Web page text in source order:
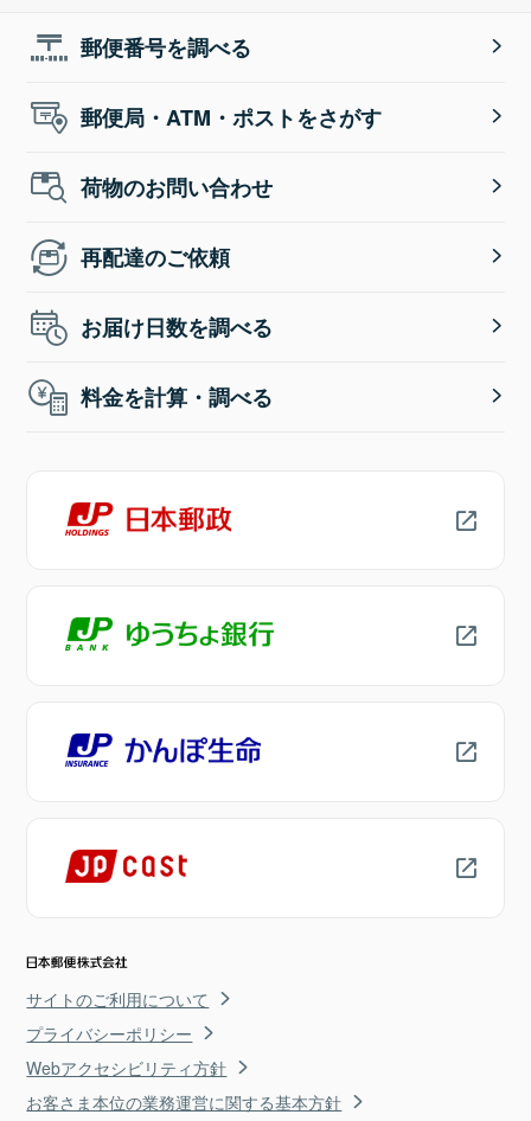
郵便番号を調べる
郵便局・ATM・ポストをさがす
荷物のお問い合わせ
再配達のご依頼
お届け日数を調べる
料金を計算・調べる
サイトのご利用について
プライバシーポリシー
Webアクセシビリティ方針
お客さま本位の業務運営に関する基本方針